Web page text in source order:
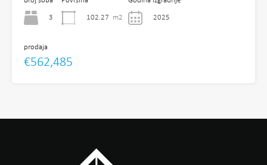
3 102.27 m2 2025
prodaja
€562,485